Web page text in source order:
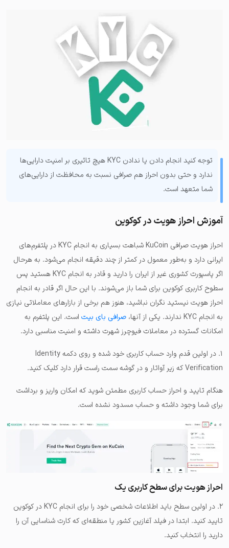
توجه کنید انجام دادن یا ندادن KYC هیچ‌ تاثیری بر امنیت دارایی‌ها
ندارد و حتی بدون احراز هم صرافی نسبت به محافظت از دارایی‌های
شما متعهد است.
آموزش احراز هویت در کوکوین
احراز هویت صرافی KuCoin شباهت بسیاری به انجام KYC در پلتفرم‌های
ایرانی دارد و به‌طور معمول در کمتر از چند دقیقه انجام می‌شود. به هرحال
اگر پاسپورت کشوری غیر از ایران را دارید و قادر به انجام KYC هستید پس
سطوح کاربری کوکوین برای شما باز می‌شوند. با این حال اگر قادر به انجام
احراز هویت نیستید نگران نباشید، هنوز هم برخی از بازارهای معاملاتی نیازی
به انجام KYC ندارند. یکی از آنها،
صرافی بای بیت است. این پلتفرم به
امکانات گسترده در معاملات فیوچرز شهرت داشته و امنیت مناسبی دارد.
۱. در اولین قدم وارد حساب کاربری خود شده و روی دکمه Identity
Verification که زیر آواتار و در گوشه سمت راست قرار دارد کلیک کنید.
هنگام تایید و احراز حساب کاربری مطمئن شوید که امکان واریز و برداشت
برای شما وجود داشته و حساب مسدود نشده است.
احراز هویت برای سطح کاربری یک
۲. در اولین سطح باید اطلاعات شخصی خود را برای انجام KYC در کوکوین
تایید کنید. ابتدا در فیلد آغازین کشور یا منطقه‌ای که کارت شناسایی آن را
دارید را انتخاب کنید.